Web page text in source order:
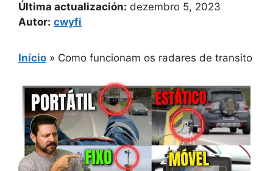
Última actualización: dezembro 5, 2023
Autor: cwyfi
Início » Como funcionam os radares de transito